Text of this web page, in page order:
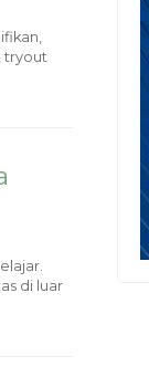
tryout
di luar